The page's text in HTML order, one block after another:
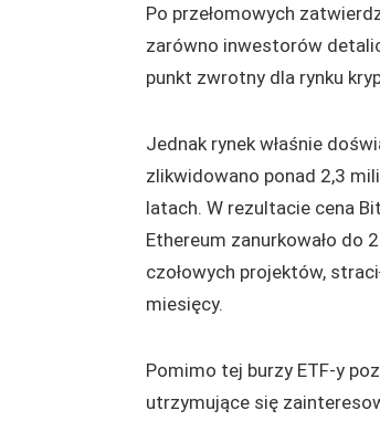
Po przełomowych
zarówno inwestorów
punkt zwrotny dla rynku
Jednak rynek właśnie
zlikwidowano ponad 2,3
latach. W rezultacie cena
Ethereum zanurkowało do
czołowych projektów,
miesięcy.
Pomimo tej burzy ETF-y
utrzymujące się